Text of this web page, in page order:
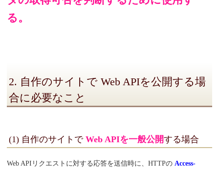
る。
2. 自作のサイトで Web APIを公開する場
合に必要なこと
(1) 自作のサイトで Web APIを一般公開する場合
Web APIリクエストに対する応答を送信時に、HTTPの Access-